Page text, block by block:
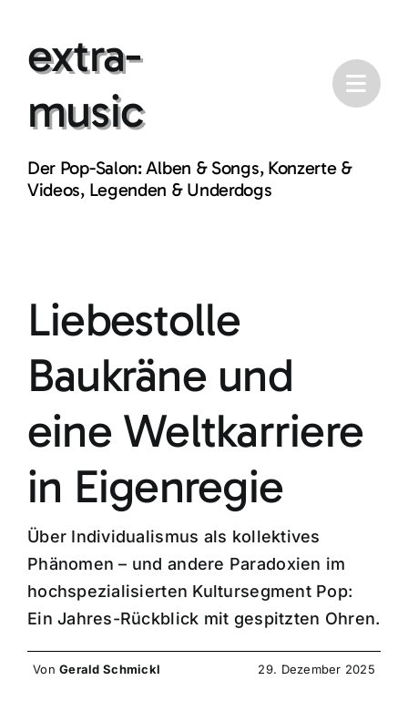
contentextra-
music
Der Pop-Salon: Alben & Songs, Konzerte &
Videos, Legenden & Underdogs
Liebestolle
Baukräne und
eine Weltkarriere
in Eigenregie
Über Individualismus als kollektives
Phänomen – und andere Paradoxien im
hochspezialisierten Kultursegment Pop:
Ein Jahres-Rückblick mit gespitzten Ohren.
VonGerald Schmickl 29. Dezember 2025